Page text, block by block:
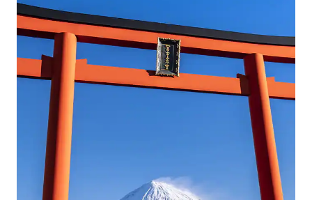
旅のアイデア
行き先
旅のお役立ち情報
ANA サービス